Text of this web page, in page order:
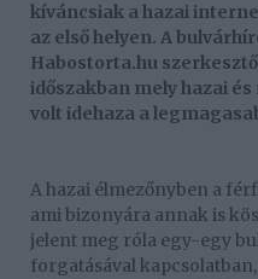
kíváncsiak a hazai
az első helyen. A
Habostorta.hu
időszakban mely hazai
volt idehaza a
A hazai élmezőnyben a
ami bizonyára annak is
jelent meg róla egy-egy
forgatásával